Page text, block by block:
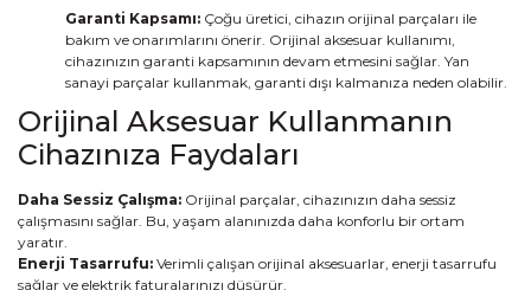
Garanti Kapsamı: Çoğu üretici, cihazın orijinal parçaları ile
bakım ve onarımlarını önerir. Orijinal aksesuar kullanımı,
cihazınızın garanti kapsamının devam etmesini sağlar. Yan
sanayi parçalar kullanmak, garanti dışı kalmanıza neden olabilir.
Orijinal Aksesuar Kullanmanın
Cihazınıza Faydaları
Daha Sessiz Çalışma: Orijinal parçalar, cihazınızın daha sessiz
çalışmasını sağlar. Bu, yaşam alanınızda daha konforlu bir ortam
yaratır.
Enerji Tasarrufu: Verimli çalışan orijinal aksesuarlar, enerji tasarrufu
sağlar ve elektrik faturalarınızı düşürür.